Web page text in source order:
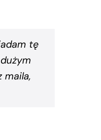
tę
maila,